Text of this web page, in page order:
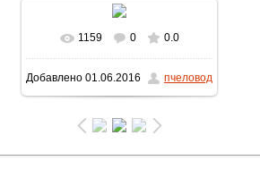
В реальном размере
1600x900/ 285.2Kb
1159 0 0.0
Добавлено 01.06.2016 пчеловод